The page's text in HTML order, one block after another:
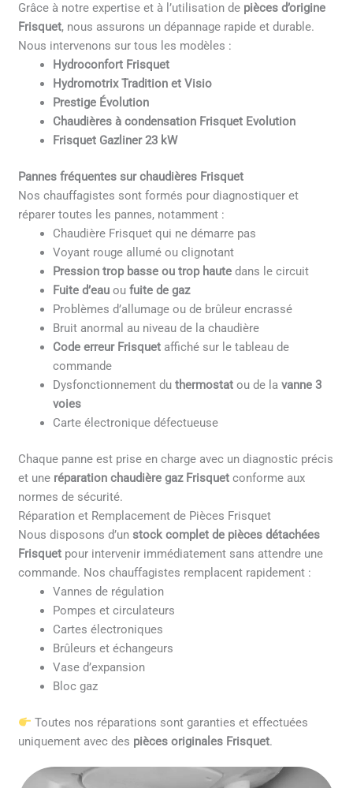
Grâce à notre expertise et à l’utilisation de pièces d’origine
Frisquet, nous assurons un dépannage rapide et durable.
Nous intervenons sur tous les modèles :
Hydroconfort Frisquet
Hydromotrix Tradition et Visio
Prestige Évolution
Chaudières à condensation Frisquet Evolution
Frisquet Gazliner 23 kW
Pannes fréquentes sur chaudières Frisquet
Nos chauffagistes sont formés pour diagnostiquer et
réparer toutes les pannes, notamment :
Chaudière Frisquet qui ne démarre pas
Voyant rouge allumé ou clignotant
Pression trop basse ou trop haute dans le circuit
Fuite d’eau oufuite de gaz
Problèmes d’allumage ou de brûleur encrassé
Bruit anormal au niveau de la chaudière
Code erreur Frisquet affiché sur le tableau de
commande
Dysfonctionnement duthermostat ou de lavanne 3
voies
Carte électronique défectueuse
Chaque panne est prise en charge avec un diagnostic précis
et une réparation chaudière gaz Frisquet conforme aux
normes de sécurité.
Réparation et Remplacement de Pièces Frisquet
Nous disposons d’unstock complet de pièces détachées
Frisquet pour intervenir immédiatement sans attendre une
commande. Nos chauffagistes remplacent rapidement :
Vannes de régulation
Pompes et circulateurs
Cartes électroniques
Brûleurs et échangeurs
Vase d’expansion
Bloc gaz
Toutes nos réparations sont garanties et effectuées
uniquement avec des pièces originales Frisquet.